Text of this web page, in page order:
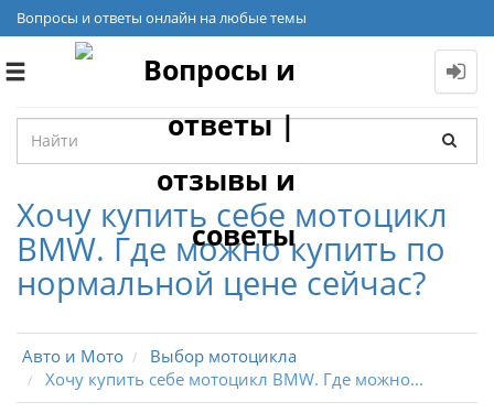
Вопросы и ответы онлайн на любые темы
Toggle
Хочу купить себе мотоцикл
BMW. Где можно купить по
нормальной цене сейчас?
Авто и Мото
Выбор мотоцикла
Хочу купить себе мотоцикл BMW. Где можно...